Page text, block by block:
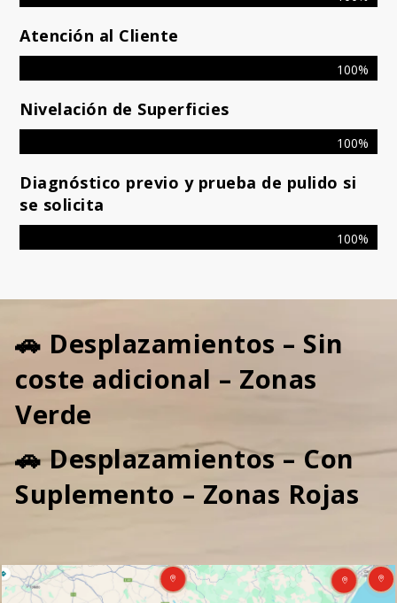
Atención al Cliente
100%
Nivelación de Superficies
100%
Diagnóstico previo y prueba de pulido si
se solicita
100%
🚗 Desplazamientos – Sin
coste adicional – Zonas
Verde
🚗 Desplazamientos – Con
Suplemento – Zonas Rojas
 
